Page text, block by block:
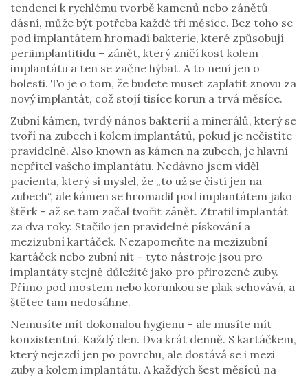
tendenci k rychlému tvorbě kamenů nebo zánětů
dásní, může být potřeba každé tři měsíce. Bez toho se
pod implantátem hromadí bakterie, které způsobují
periimplantitidu – zánět, který zničí kost kolem
implantátu a ten se začne hýbat. A to není jen o
bolesti. To je o tom, že budete muset zaplatit znovu za
nový implantát, což stojí tisíce korun a trvá měsíce.
Zubní kámen, tvrdý nános bakterií a minerálů, který se
tvoří na zubech i kolem implantátů, pokud je nečistíte
pravidelně. Also known as kámen na zubech, je hlavní
nepřítel vašeho implantátu. Nedávno jsem viděl
pacienta, který si myslel, že „to už se čistí jen na
zubech“, ale kámen se hromadil pod implantátem jako
štěrk – až se tam začal tvořit zánět. Ztratil implantát
za dva roky. Stačilo jen pravidelné pískování a
mezizubní kartáček. Nezapomeňte na mezizubní
kartáček nebo zubní nit – tyto nástroje jsou pro
implantáty stejně důležité jako pro přirozené zuby.
Přímo pod mostem nebo korunkou se plak schovává, a
štětec tam nedosáhne.
Nemusíte mít dokonalou hygienu – ale musíte mít
konzistentní. Každý den. Dva krát denně. S kartáčkem,
který nejezdí jen po povrchu, ale dostává se i mezi
zuby a kolem implantátu. A každých šest měsíců na